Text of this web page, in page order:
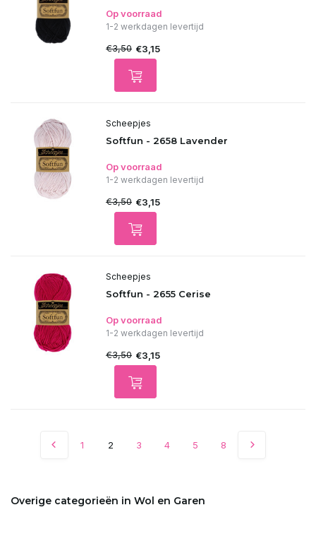
Op voorraad
1-2 werkdagen levertijd
€3,50 €3,15
Scheepjes
Softfun - 2658 Lavender
Op voorraad
1-2 werkdagen levertijd
€3,50 €3,15
Scheepjes
Softfun - 2655 Cerise
Op voorraad
1-2 werkdagen levertijd
€3,50 €3,15
1 2 3 4 5 8
Overige categorieën in Wol en Garen